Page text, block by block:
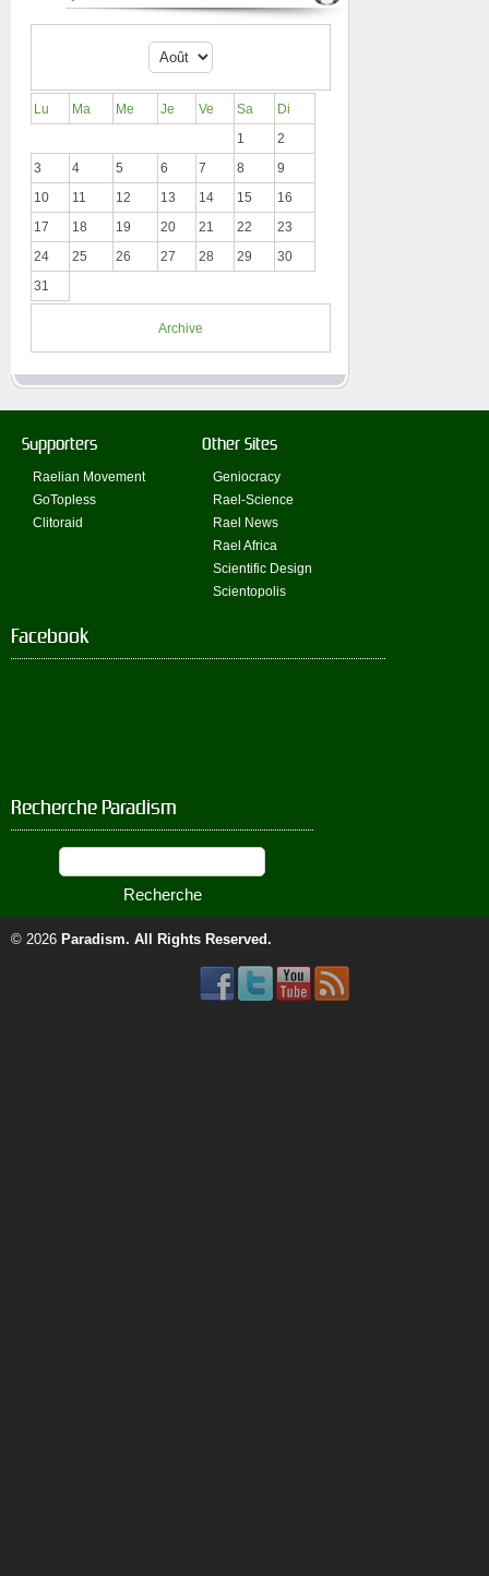
Lu Ma Me Je Ve Sa
Di
1
2
3
4 5 6 7 8
9
10
11 12 13 14 15
16
17
18 19 20 21 22
23
24
25 26 27 28 29
30
31
Archive
Supporters
Raelian Movement
GoTopless
Clitoraid
Other Sites
Geniocracy
Rael-Science
Rael News
Rael Africa
Scientific Design
Scientopolis
Facebook
Recherche Paradism
© 2026 Paradism. All Rights Reserved.